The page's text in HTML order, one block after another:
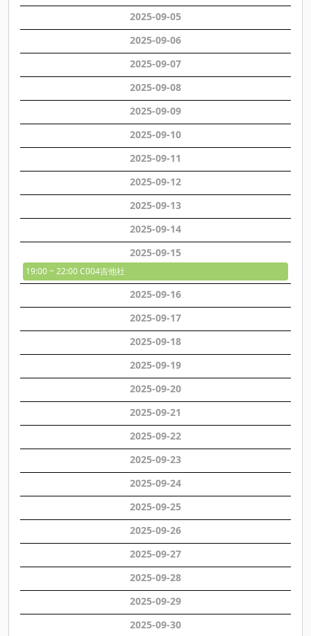
2025-09-05
2025-09-06
2025-09-07
2025-09-08
2025-09-09
2025-09-10
2025-09-11
2025-09-12
2025-09-13
2025-09-14
2025-09-15
19:00 ~ 22:00 C004吉他社
2025-09-16
2025-09-17
2025-09-18
2025-09-19
2025-09-20
2025-09-21
2025-09-22
2025-09-23
2025-09-24
2025-09-25
2025-09-26
2025-09-27
2025-09-28
2025-09-29
2025-09-30